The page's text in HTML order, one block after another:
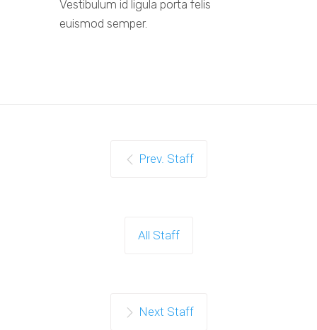
Vestibulum id ligula porta felis
euismod semper.
Prev. Staff
All Staff
Next Staff